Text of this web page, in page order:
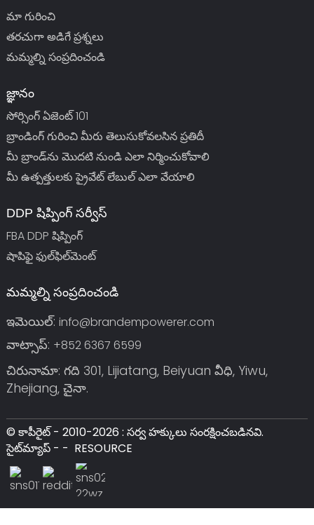
మా గురించి
తరచుగా అడిగే ప్రశ్నలు
మమ్మల్ని సంప్రదించండి
జ్ఞానం
సోర్సింగ్ ఏజెంట్ 101
బ్రాండింగ్ గురించి మీరు తెలుసుకోవలసిన ప్రతిదీ
మీ బ్రాండ్‌ను మొదటి నుండి ఎలా నిర్మించుకోవాలి
మీ ఉత్పత్తులకు ప్రైవేట్ లేబుల్ ఎలా వేయాలి
DDP షిప్పింగ్ సర్వీస్
FBA DDP షిప్పింగ్
షాపిఫై ఫుల్‌ఫిల్‌మెంట్
మమ్మల్ని సంప్రదించండి
ఇమెయిల్: info@brandempowerer.com
వాట్సాప్: +852 6367 6599
చిరునామా: గది 301, Lijiatang, Beiyuan వీధి, Yiwu,
Zhejiang, చైనా.
© కాపీరైట్ - 2010-2026 : సర్వ హక్కులు సంరక్షించబడినవి.
సైట్‌మ్యాప్- - RESOURCE